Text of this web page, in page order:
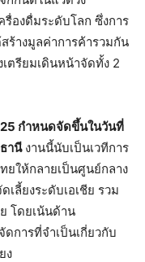
องดื่มระดับโลก ซึ่งการ
ร้างมูลค่าการค้ารวมกัน
ตรียมเดินหน้าจัดทั้ง 2
กำหนดจัดขึ้นในวันที่
านีงานนี้นับเป็นเวทีการ
ให้กลายเป็นศูนย์กลาง
ลี้ยงระดับเอเชีย รวม
โดยเน้นด้าน
การที่จำเป็นเกี่ยวกับ
ง